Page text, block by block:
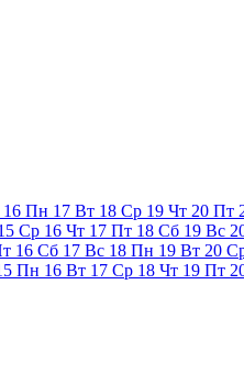
16 Пн 17 Вт 18 Ср 19 Чт 20 Пт
Ср 16 Чт 17 Пт 18 Сб 19 Вс
16 Сб 17 Вс 18 Пн 19 Вт 20
Пн 16 Вт 17 Ср 18 Чт 19 Пт